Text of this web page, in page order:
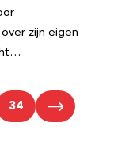
zijn eigen
34